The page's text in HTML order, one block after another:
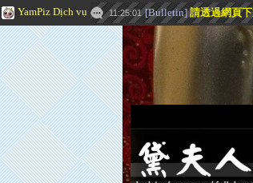
YamPiz Dịch vụ 11:25:01 [Bulletin]請透過網頁